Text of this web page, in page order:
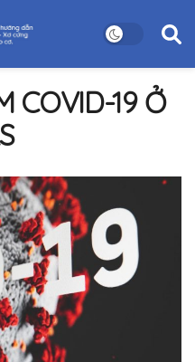
COVID-19 Ở